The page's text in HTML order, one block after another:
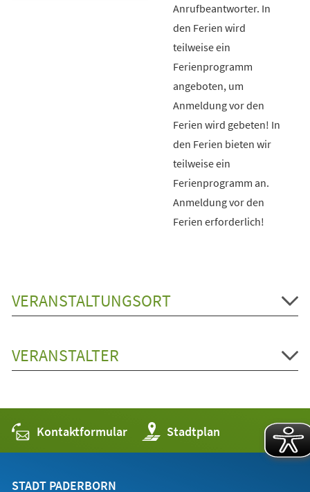
Anrufbeantworter. In
den Ferien wird
teilweise ein
Ferienprogramm
angeboten, um
Anmeldung vor den
Ferien wird gebeten! In
den Ferien bieten wir
teilweise ein
Ferienprogramm an.
Anmeldung vor den
Ferien erforderlich!
VERANSTALTUNGSORT
VERANSTALTER
Kontaktformular Stadtplan
(Öffnet
in
einem
STADT PADERBORN